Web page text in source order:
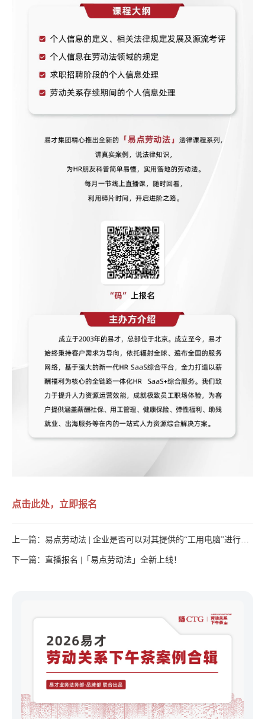
点击此处，立即报名
上一篇：易点劳动法 | 企业是否可以对其提供的“工用电脑”进行监
管？
下一篇：直播报名 |「易点劳动法」全新上线！